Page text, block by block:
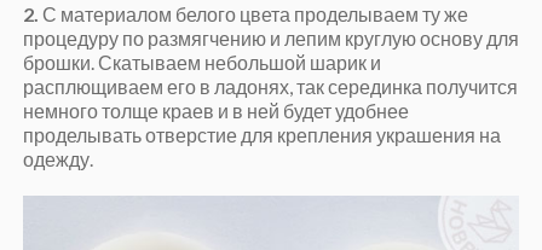
2. С материалом белого цвета проделываем ту же
процедуру по размягчению и лепим круглую основу для
брошки. Скатываем небольшой шарик и
расплющиваем его в ладонях, так серединка получится
немного толще краев и в ней будет удобнее
проделывать отверстие для крепления украшения на
одежду.